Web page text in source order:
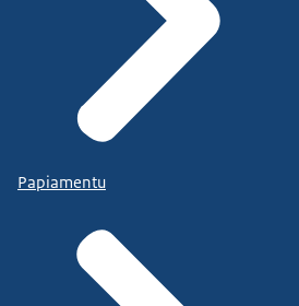
Papiamentu